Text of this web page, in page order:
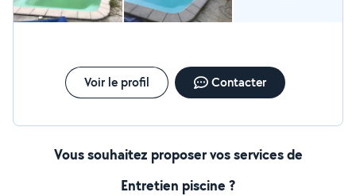
Voir le profil Contacter
Vous souhaitez proposer vos services de
Entretien piscine ?